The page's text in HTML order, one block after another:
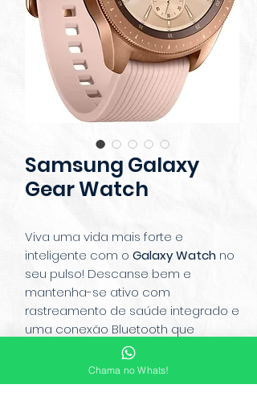
Samsung Galaxy
Gear Watch
Viva uma vida mais forte e
inteligente com o Galaxy Watch no
seu pulso! Descanse bem e
mantenha-se ativo com
rastreamento de saúde integrado e
uma conexão Bluetooth que
mantém tudo no seu pulso e,
dura dias sem carregar. Vá sem
parar por dias com uma única
Chama no Whats!